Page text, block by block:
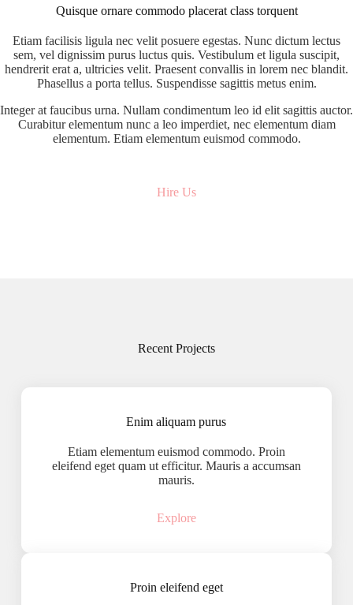
Quisque ornare commodo placerat class torquent
Etiam facilisis ligula nec velit posuere egestas. Nunc dictum lectus
sem, vel dignissim purus luctus quis. Vestibulum et ligula suscipit,
hendrerit erat a, ultricies velit. Praesent convallis in lorem nec blandit.
Phasellus a porta tellus. Suspendisse sagittis metus enim.
Integer at faucibus urna. Nullam condimentum leo id elit sagittis auctor.
Curabitur elementum nunc a leo imperdiet, nec elementum diam
elementum. Etiam elementum euismod commodo.
Hire Us
Recent Projects
Enim aliquam purus
Etiam elementum euismod commodo. Proin
eleifend eget quam ut efficitur. Mauris a accumsan
mauris.
Explore
Proin eleifend eget